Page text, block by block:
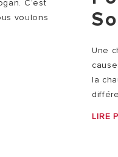
C’est
voulons
Une
la
LIRE